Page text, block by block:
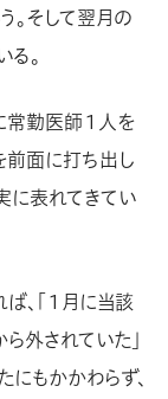
。そして翌月の
。
常勤医師１人を
前面に打ち出し
に表れてきてい
、「１月に当該
外されていた」
にもかかわらず、